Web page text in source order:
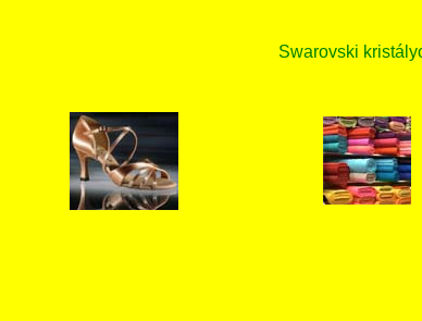
Swarovski